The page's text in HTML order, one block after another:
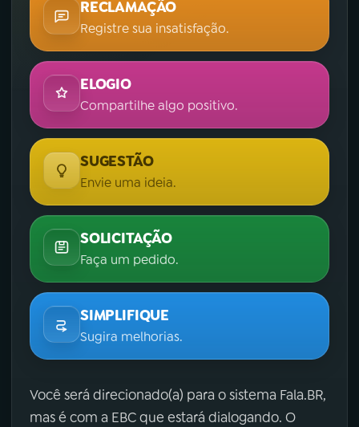
RECLAMAÇÃO
Registre sua insatisfação.
ELOGIO
Compartilhe algo positivo.
SUGESTÃO
Envie uma ideia.
SOLICITAÇÃO
Faça um pedido.
SIMPLIFIQUE
Sugira melhorias.
Você será direcionado(a) para o sistema Fala.BR,
mas é com a EBC que estará dialogando. O